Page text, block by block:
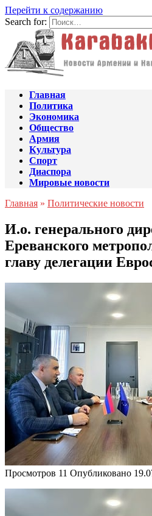
Перейти к содержанию
Search for:
Главная
Политика
Экономика
Общество
Армия
Культура
Спорт
Диаспора
Мировые новости
Главная » Политические новости
И.о. генерального
Ереванского
главу делегации
Просмотров 11 Опубликовано